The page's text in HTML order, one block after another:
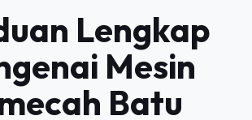
Lengkap
Mesin
Batu